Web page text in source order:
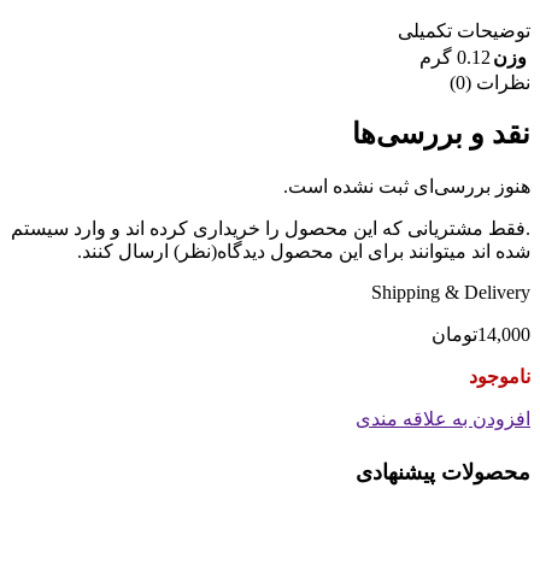
توضیحات تکمیلی
وزن 0.12 گرم
نظرات (0)
نقد و بررسی‌ها
هنوز بررسی‌ای ثبت نشده است.
.فقط مشتریانی که این محصول را خریداری کرده اند و وارد سیستم
شده اند میتوانند برای این محصول دیدگاه(نظر) ارسال کنند.
Shipping & Delivery
14,000تومان
ناموجود
افزودن به علاقه مندی
محصولات پیشنهادی